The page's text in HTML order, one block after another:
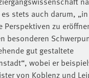
stets auch darum,
Perspektiven zu
besonderen
gut gestaltete
wobei er
von Koblenz und